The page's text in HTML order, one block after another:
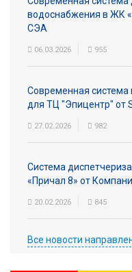
Вход/
авторизация
Контакты
Тех.
поддержка
Блог
водоснабжения в ЖК
СЭА
06.03.2026 955
Современная
для ТЦ "Эпицентр" от
27.02.2026 982
Система
«Причал 8» от
20.02.2026 845
Все новости